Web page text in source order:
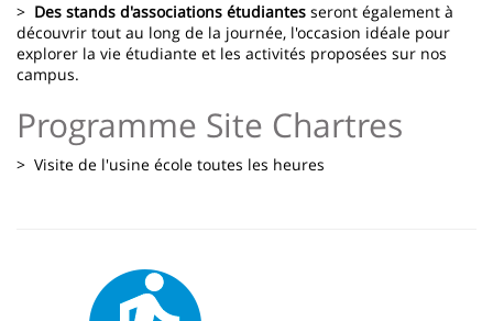
> Des stands d'associations étudiantes seront également à
découvrir tout au long de la journée, l'occasion idéale pour
explorer la vie étudiante et les activités proposées sur nos
campus.
Programme Site Chartres
> Visite de l'usine école toutes les heures